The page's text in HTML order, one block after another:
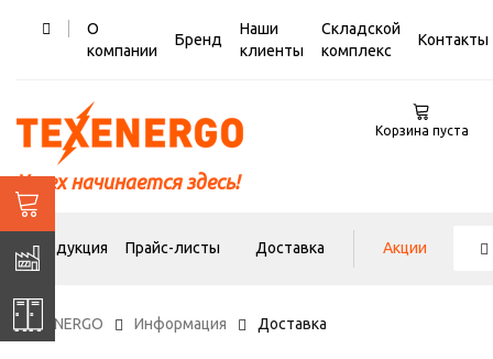
О
компании
Бренд
Наши
клиенты
Складской
комплекс
Контакты
Успех начинается здесь!
Корзина пуста
Продукция Прайс-листы Доставка Акции
TEXENERGO Информация Доставка